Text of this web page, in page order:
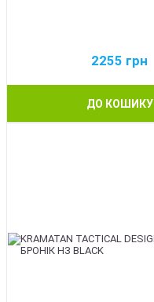
2255 грн
ДО КОШИКУ